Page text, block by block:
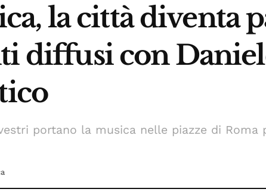
la città diventa
diffusi con
portano la musica nelle piazze di